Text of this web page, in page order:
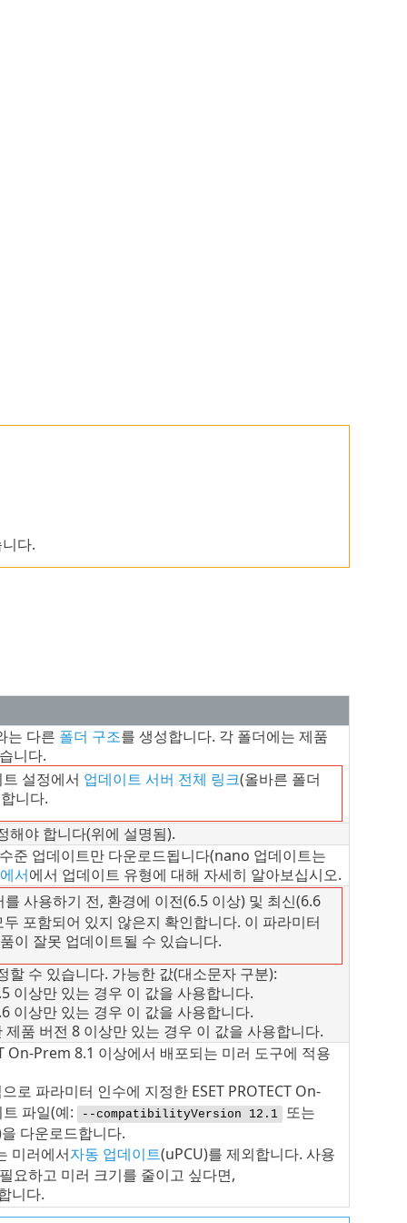
다.
는 다른 폴더 구조를 생성합니다. 각 폴더에는 제품
니다.
설정에서 업데이트 서버 전체 링크(올바른 폴더
니다.
해야 합니다(위에 설명됨).
준 업데이트만 다운로드됩니다(nano 업데이트는
서에서 업데이트 유형에 대해 자세히 알아보십시오.
를 사용하기 전, 환경에 이전(6.5 이상) 및 최신(6.6
포함되어 있지 않은지 확인합니다. 이 파라미터
이 잘못 업데이트될 수 있습니다.
할 수 있습니다. 가능한 값(대소문자 구분):
이상만 있는 경우 이 값을 사용합니다.
이상만 있는 경우 이 값을 사용합니다.
제품 버전 8 이상만 있는 경우 이 값을 사용합니다.
On-Prem 8.1 이상에서 배포되는 미러 도구에 적용
로 파라미터 인수에 지정한 ESET PROTECT On-
파일(예:
--compatibilityVersion 12.1 또는
다운로드합니다.
미러에서자동 업데이트(uPCU)를 제외합니다. 사용
요하고 미러 크기를 줄이고 싶다면,
니다.